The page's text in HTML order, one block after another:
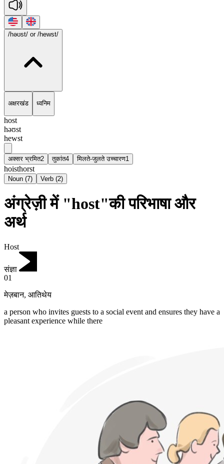
/həʊst/ or /hewst/
अक्षरखंड ध्वनिम
host
həʊst
hewst
अक्सर भ्रमित2 तुकांत4 मिलते-जुलते उच्चारण1
hoisthorst
Noun (7) Verb (2)
अंग्रेज़ी में "host"की परिभाषा और
अर्थ
Host
संज्ञा
01
मेज़बान, आतिथेय
a person who invites guests to a social event and ensures they have a
pleasant experience while there